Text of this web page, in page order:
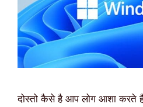
दोस्तो कैसे है आप लोग आशा करते है